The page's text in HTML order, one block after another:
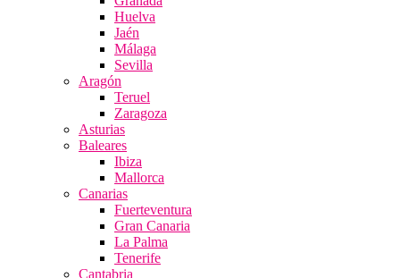
Huelva
Jaén
Málaga
Sevilla
Aragón
Teruel
Zaragoza
Asturias
Baleares
Ibiza
Mallorca
Canarias
Fuerteventura
Gran Canaria
La Palma
Tenerife
Cantabria